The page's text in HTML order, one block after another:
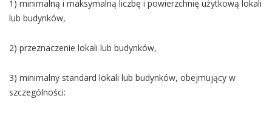
1) minimalną i maksymalną liczbę i powierzchnię użytkową lokali
lub budynków,
2) przeznaczenie lokali lub budynków,
3) minimalny standard lokali lub budynków, obejmujący w
szczególności: